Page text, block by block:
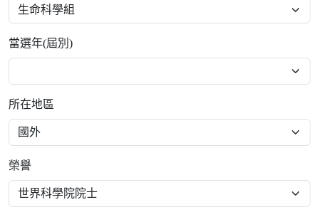
當選年(屆別)
所在地區
榮譽